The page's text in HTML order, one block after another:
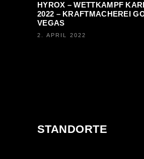
HYROX – WETTKAMPF
2022 – KRAFTMACHEREI
VEGAS
2. APRIL 2022
STANDORTE